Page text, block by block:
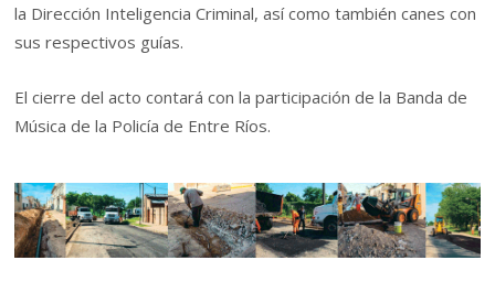
la Dirección Inteligencia Criminal, así como también canes con
sus respectivos guías.
El cierre del acto contará con la participación de la Banda de
Música de la Policía de Entre Ríos.